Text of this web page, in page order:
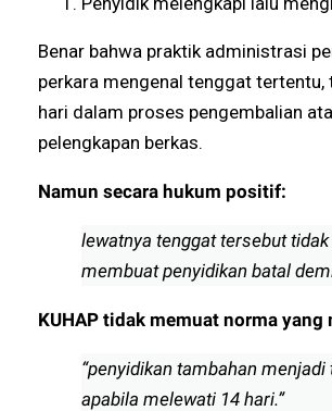
Benar bahwa praktik administrasi
perkara mengenal tenggat tertentu,
hari dalam proses pengembalian
pelengkapan berkas.
Namun secara hukum positif:
lewatnya tenggat tersebut
membuat penyidikan batal
KUHAP tidak memuat norma yang
“penyidikan tambahan menjadi
apabila melewati 14 hari.”